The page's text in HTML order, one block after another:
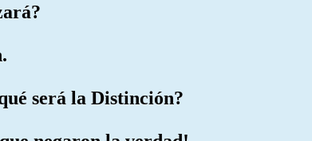
será la Distinción?